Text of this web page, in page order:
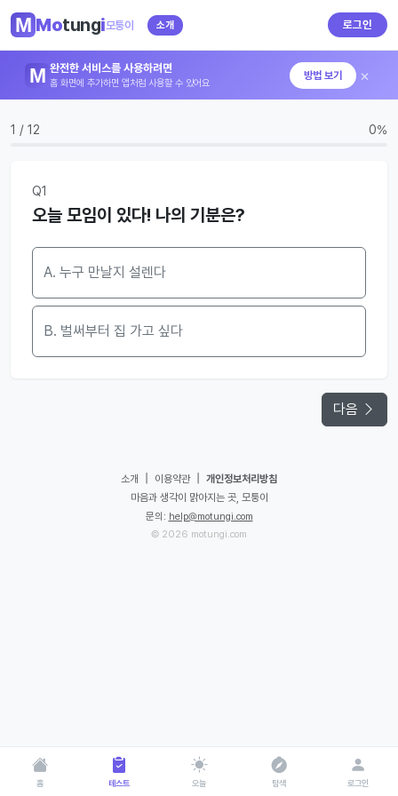
Motungi모퉁이 소개 로그인
완전한 서비스를 사용하려면
홈 화면에 추가하면 앱처럼 사용할 수 있어요
방법 보기 ×
1 / 12 0%
Q1
오늘 모임이 있다! 나의 기분은?
A. 누구 만날지 설렌다
B. 벌써부터 집 가고 싶다
다음
소개 이용약관
개인정보처리방침
마음과 생각이 맑아지는 곳, 모퉁이
문의: help@motungi.com
© 2026 motungi.com
홈 테스트 오늘 탐색 로그인